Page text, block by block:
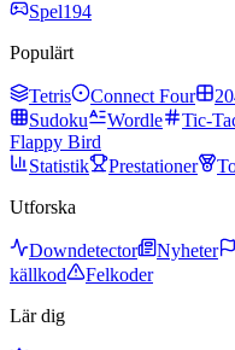
Spel194
Populärt
Tetris Connect Four
Sudoku
Wordle Tic-
Flappy Bird
Statistik
Prestationer
Utforska
Downdetector Nyheter
källkod
Felkoder
Lär dig